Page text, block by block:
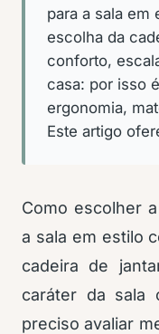
para a sala em
escolha da
conforto,
casa: por isso
ergonomia,
Este artigo
Como escolher
a sala em estilo
cadeira de
caráter da sala
preciso avaliar